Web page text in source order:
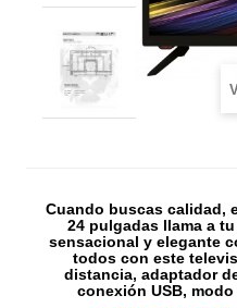
Cuando buscas calidad,
24 pulgadas llama a
sensacional y elegante
todos con este
distancia, adaptador
conexión USB,